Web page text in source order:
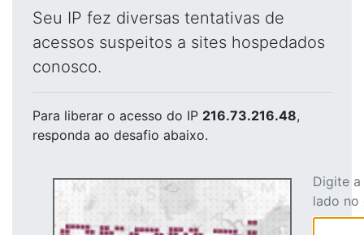
Seu IP fez diversas tentativas de
acessos suspeitos a sites hospedados
conosco.
Para liberar o acesso do IP 216.73.216.48,
responda ao desafio abaixo.
Digite
lado no